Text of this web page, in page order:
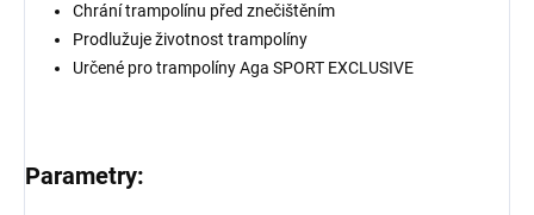
Chrání trampolínu před znečištěním
Prodlužuje životnost trampolíny
Určené pro trampolíny Aga SPORT EXCLUSIVE
Parametry: